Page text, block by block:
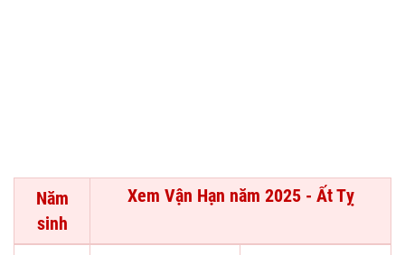
Năm
sinh
Xem Vận Hạn năm 2025 - Ất Tỵ